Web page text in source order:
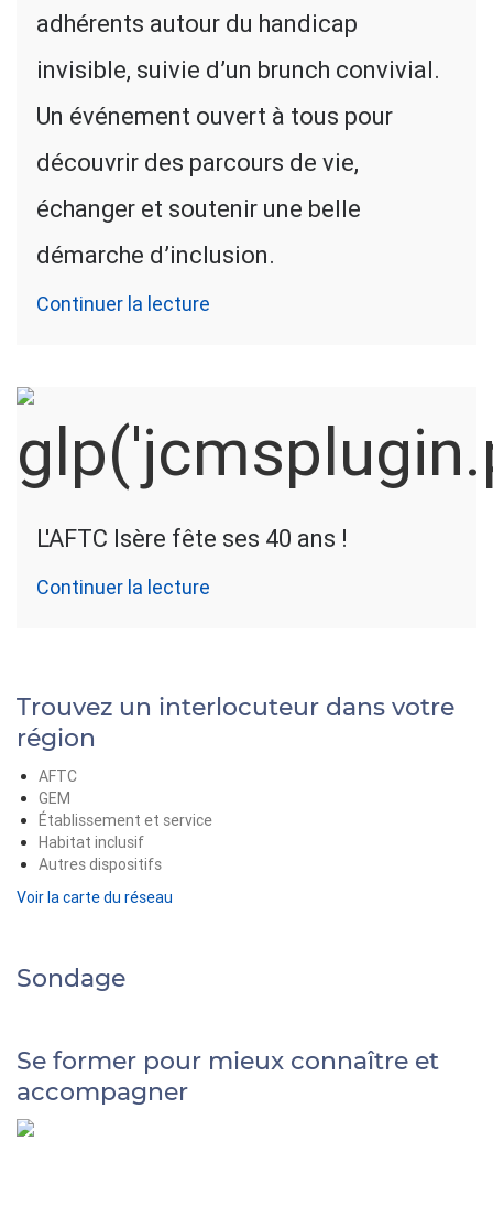
adhérents autour du handicap
invisible, suivie d’un brunch convivial.
Un événement ouvert à tous pour
découvrir des parcours de vie,
échanger et soutenir une belle
démarche d’inclusion.
Continuer la lecture
L'AFTC Isère fête ses 40 ans !
Continuer la lecture
Trouvez un interlocuteur dans votre
région
AFTC
GEM
Établissement et service
Habitat inclusif
Autres dispositifs
Voir la carte du réseau
Sondage
Se former pour mieux connaître et
accompagner